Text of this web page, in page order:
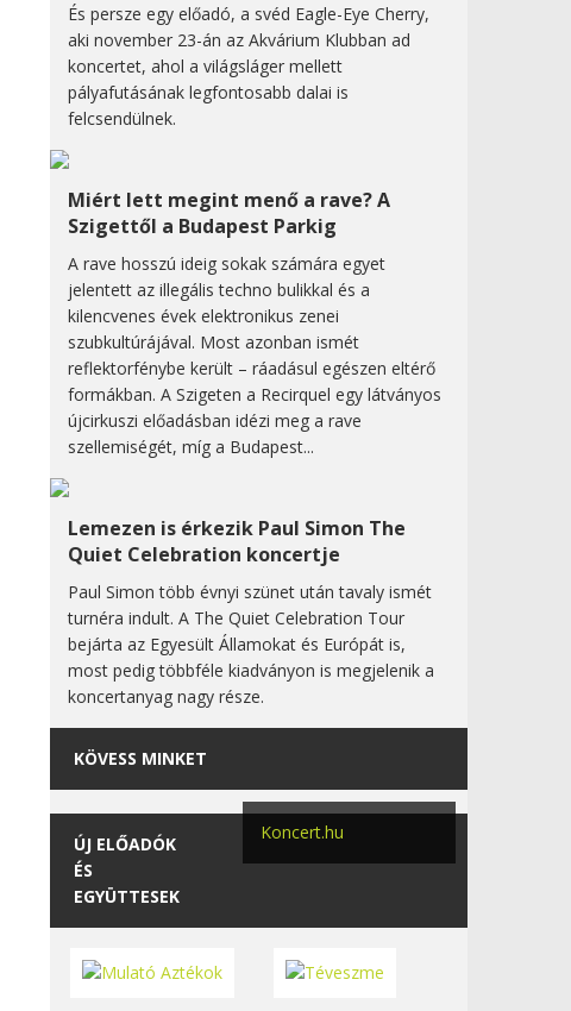
És persze egy előadó, a svéd Eagle-Eye Cherry,
aki november 23-án az Akvárium Klubban ad
koncertet, ahol a világsláger mellett
pályafutásának legfontosabb dalai is
felcsendülnek.
Miért lett megint menő a rave? A
Szigettől a Budapest Parkig
A rave hosszú ideig sokak számára egyet
jelentett az illegális techno bulikkal és a
kilencvenes évek elektronikus zenei
szubkultúrájával. Most azonban ismét
reflektorfénybe került – ráadásul egészen eltérő
formákban. A Szigeten a Recirquel egy látványos
újcirkuszi előadásban idézi meg a rave
szellemiségét, míg a Budapest...
Lemezen is érkezik Paul Simon The
Quiet Celebration koncertje
Paul Simon több évnyi szünet után tavaly ismét
turnéra indult. A The Quiet Celebration Tour
bejárta az Egyesült Államokat és Európát is,
most pedig többféle kiadványon is megjelenik a
koncertanyag nagy része.
KÖVESS MINKET
Koncert.hu
ÚJ ELŐADÓK
ÉS
EGYÜTTESEK